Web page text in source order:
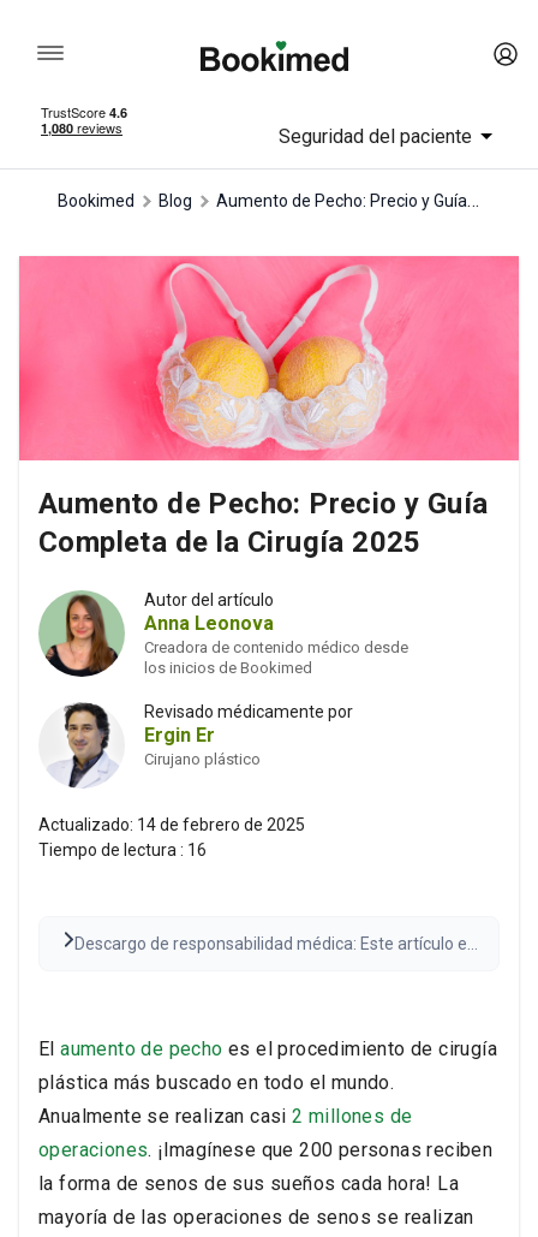
Seguridad del paciente
Bookimed Blog Aumento de Pecho: Precio y Guía Completa de la Cirugía 2025
Aumento de Pecho: Precio y Guía
Completa de la Cirugía 2025
Autor del artículo
Anna Leonova
Creadora de contenido médico desde
los inicios de Bookimed
Revisado médicamente por
Ergin Er
Cirujano plástico
Actualizado: 14 de febrero de 2025
Tiempo de lectura : 16
Descargo de responsabilidad médica: Este artículo es
tomar decisiones médicas. Los resultados pueden
Lea el descargo de responsabilidad completo
Elaumento de pecho es el procedimiento de cirugía
plástica más buscado en todo el mundo.
Anualmente se realizan casi2 millones de
operaciones. ¡Imagínese que 200 personas reciben
la forma de senos de sus sueños cada hora! La
mayoría de las operaciones de senos se realizan